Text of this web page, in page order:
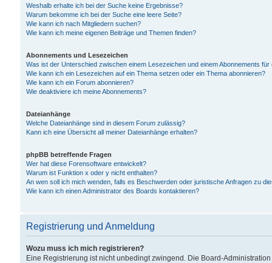
Weshalb erhalte ich bei der Suche keine Ergebnisse?
Warum bekomme ich bei der Suche eine leere Seite?
Wie kann ich nach Mitgliedern suchen?
Wie kann ich meine eigenen Beiträge und Themen finden?
Abonnements und Lesezeichen
Was ist der Unterschied zwischen einem Lesezeichen und einem Abonnements
Wie kann ich ein Lesezeichen auf ein Thema setzen oder ein Thema abonnieren?
Wie kann ich ein Forum abonnieren?
Wie deaktiviere ich meine Abonnements?
Dateianhänge
Welche Dateianhänge sind in diesem Forum zulässig?
Kann ich eine Übersicht all meiner Dateianhänge erhalten?
phpBB betreffende Fragen
Wer hat diese Forensoftware entwickelt?
Warum ist Funktion x oder y nicht enthalten?
An wen soll ich mich wenden, falls es Beschwerden oder juristische Anfragen zu
Wie kann ich einen Administrator des Boards kontaktieren?
Registrierung und Anmeldung
Wozu muss ich mich registrieren?
Eine Registrierung ist nicht unbedingt zwingend. Die Board-